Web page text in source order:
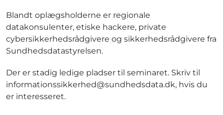
Blandt oplægsholderne er regionale
datakonsulenter, etiske hackere, private
cybersikkerhedsrådgivere og sikkerhedsrådgivere fra
Sundhedsdatastyrelsen.
Der er stadig ledige pladser til seminaret. Skriv til
informationssikkerhed@sundhedsdata.dk, hvis du
er interesseret.